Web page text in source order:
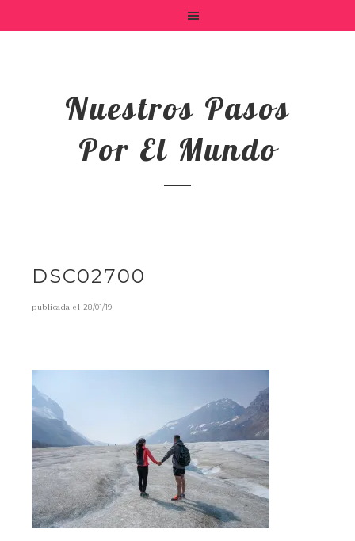
Nuestros Pasos
Por El Mundo
DSC02700
publicada el 28/01/19